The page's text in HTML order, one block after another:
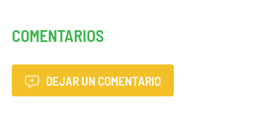
COMENTARIOS
DEJAR UN COMENTARIO